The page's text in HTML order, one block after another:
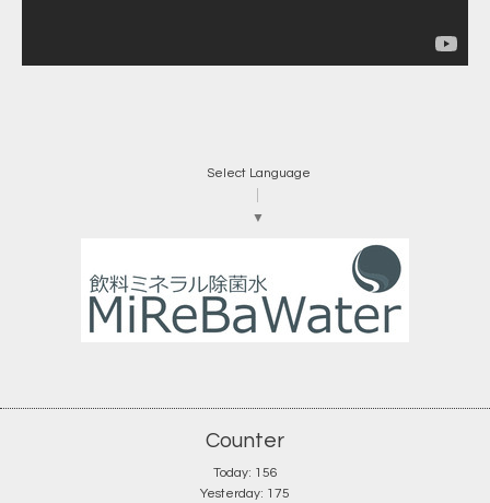
Select Language
▼
Counter
Today: 156
Yesterday: 175